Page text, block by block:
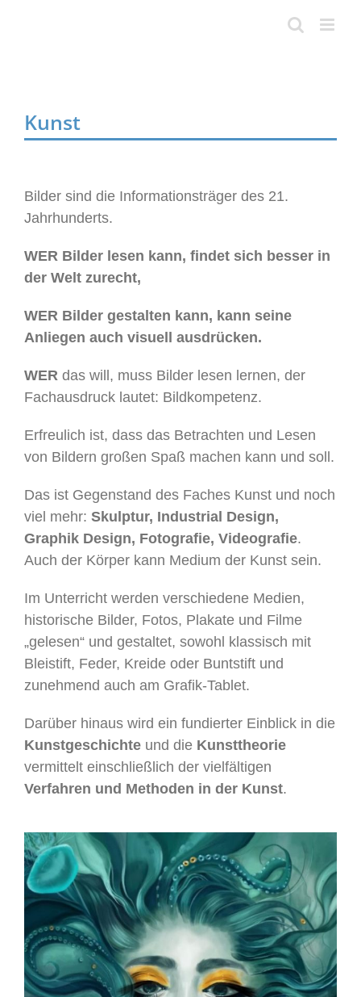
Kunst
Bilder sind die Informationsträger des 21.
Jahrhunderts.
WER Bilder lesen kann, findet sich besser in
der Welt zurecht,
WER Bilder gestalten kann, kann seine
Anliegen auch visuell ausdrücken.
WER das will, muss Bilder lesen lernen, der
Fachausdruck lautet: Bildkompetenz.
Erfreulich ist, dass das Betrachten und Lesen
von Bildern großen Spaß machen kann und soll.
Das ist Gegenstand des Faches Kunst und noch
viel mehr: Skulptur, Industrial Design,
Graphik Design, Fotografie, Videografie.
Auch der Körper kann Medium der Kunst sein.
Im Unterricht werden verschiedene Medien,
historische Bilder, Fotos, Plakate und Filme
„gelesen“ und gestaltet, sowohl klassisch mit
Bleistift, Feder, Kreide oder Buntstift und
zunehmend auch am Grafik-Tablet.
Darüber hinaus wird ein fundierter Einblick in die
Kunstgeschichteund die Kunsttheorie
vermittelt einschließlich der vielfältigen
Verfahren und Methoden in der Kunst.